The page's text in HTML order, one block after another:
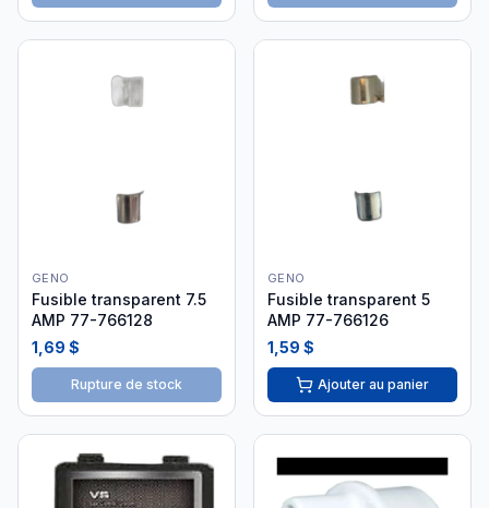
GENO
Fusible transparent 7.5
AMP 77-766128
1,69 $
Rupture de stock
GENO
Fusible transparent 5
AMP 77-766126
1,59 $
Ajouter au panier